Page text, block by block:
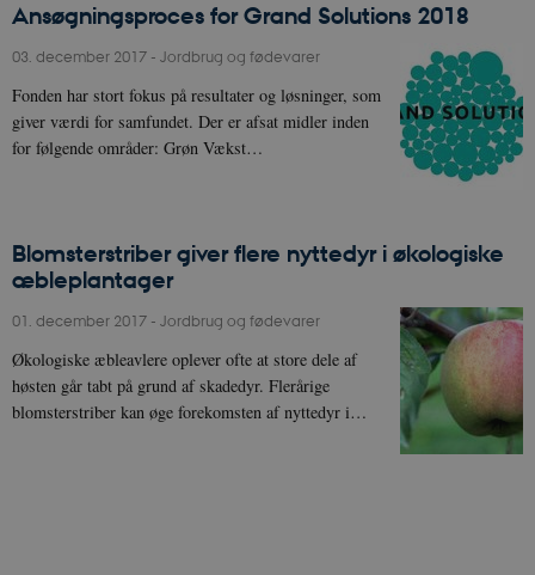
Ansøgningsproces for Grand Solutions 2018
03. december 2017 - Jordbrug og fødevarer
Fonden har stort fokus på resultater og løsninger, som
giver værdi for samfundet. Der er afsat midler inden
for følgende områder: Grøn Vækst…
Blomsterstriber giver flere nyttedyr i økologiske
æbleplantager
01. december 2017 - Jordbrug og fødevarer
Økologiske æbleavlere oplever ofte at store dele af
høsten går tabt på grund af skadedyr. Flerårige
blomsterstriber kan øge forekomsten af nyttedyr i…